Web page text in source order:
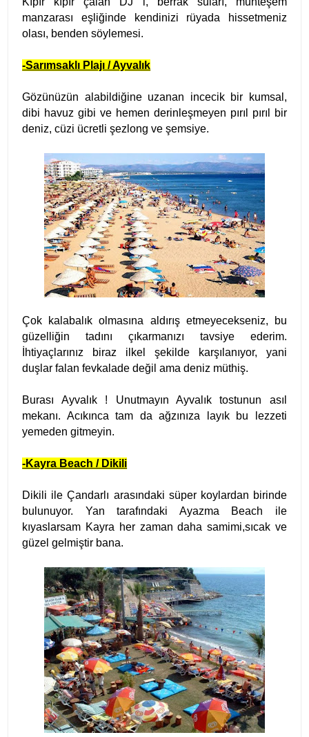
manzarası eşliğinde kendinizi rüyada hissetmeniz
olası, benden söylemesi.
-Sarımsaklı Plajı / Ayvalık
Gözünüzün alabildiğine uzanan incecik bir kumsal,
dibi havuz gibi ve hemen derinleşmeyen pırıl pırıl bir
deniz, cüzi ücretli şezlong ve şemsiye.
Çok kalabalık olmasına aldırış etmeyecekseniz, bu
güzelliğin tadını çıkarmanızı tavsiye ederim.
İhtiyaçlarınız biraz ilkel şekilde karşılanıyor, yani
duşlar falan fevkalade değil ama deniz müthiş.
Burası Ayvalık ! Unutmayın Ayvalık tostunun asıl
mekanı. Acıkınca tam da ağzınıza layık bu lezzeti
yemeden gitmeyin.
-Kayra Beach / Dikili
Dikili ile Çandarlı arasındaki süper koylardan birinde
bulunuyor. Yan tarafındaki Ayazma Beach ile
kıyaslarsam Kayra her zaman daha samimi,sıcak ve
güzel gelmiştir bana.